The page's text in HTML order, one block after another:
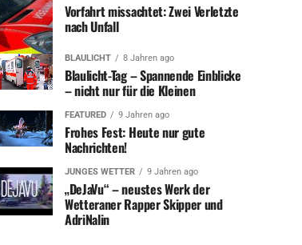
Vorfahrt missachtet: Zwei Verletzte
nach Unfall
BLAULICHT 8 Jahren ago
Blaulicht-Tag – Spannende Einblicke
– nicht nur für die Kleinen
FEATURED 9 Jahren ago
Frohes Fest: Heute nur gute
Nachrichten!
JUNGES WETTER 9 Jahren ago
„DeJaVu“ – neustes Werk der
Wetteraner Rapper Skipper und
AdriNalin